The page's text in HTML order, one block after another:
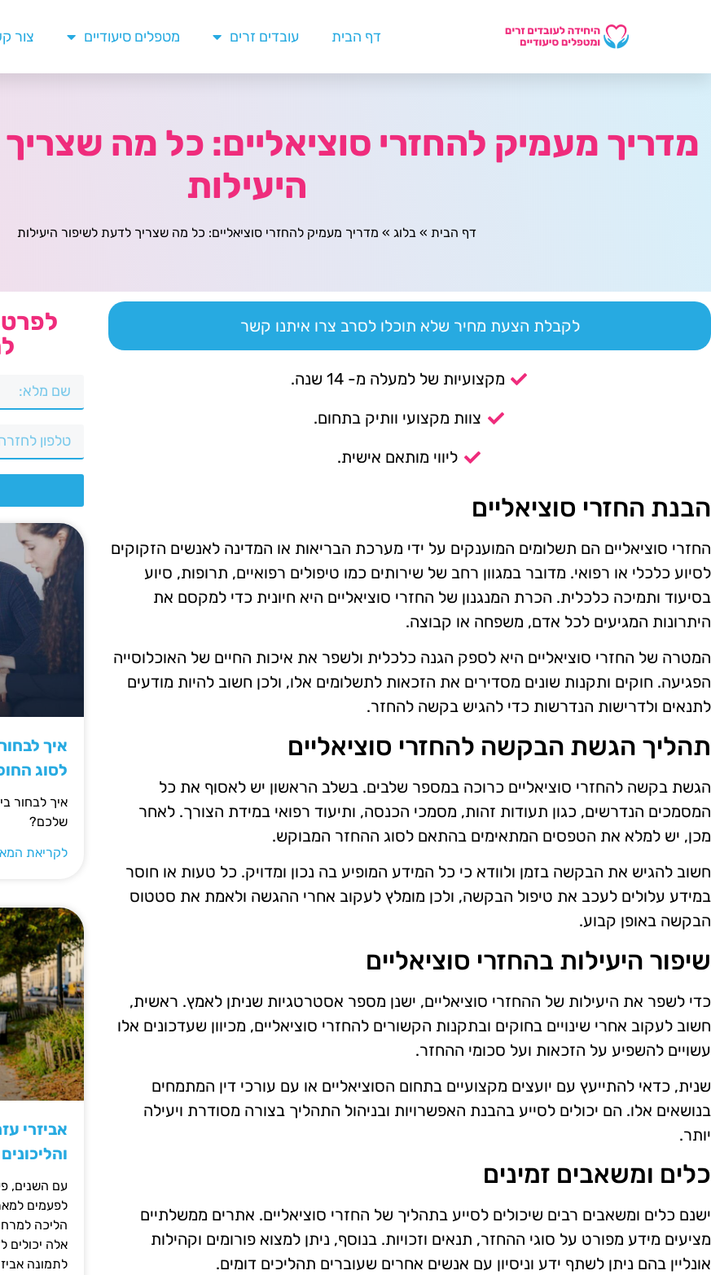
דף הבית עובדים זרים מטפלים סיעודיים צור
מדריך מעמיק להחזרי סוציאליים: כל מה
היעילות
דף הבית » בלוג » מדריך מעמיק להחזרי סוציאליים: כל מה שצריך לדעת לשיפור היעילות
לקבלת הצעת מחיר שלא תוכלו לסרב צרו איתנו קשר
מקצועיות של למעלה מ- 14 שנה.
צוות מקצועי וותיק בתחום.
ליווי מותאם אישית.
הבנת החזרי סוציאליים
החזרי סוציאליים הם תשלומים המוענקים על ידי מערכת הבריאות או המדינה לאנשים הזקוקים
לסיוע כלכלי או רפואי. מדובר במגוון רחב של שירותים כמו טיפולים רפואיים, תרופות, סיוע
בסיעוד ותמיכה כלכלית. הכרת המנגנון של החזרי סוציאליים היא חיונית כדי למקסם את
היתרונות המגיעים לכל אדם, משפחה או קבוצה.
המטרה של החזרי סוציאליים היא לספק הגנה כלכלית ולשפר את איכות החיים של האוכלוסייה
הפגיעה. חוקים ותקנות שונים מסדירים את הזכאות לתשלומים אלו, ולכן חשוב להיות מודעים
לתנאים ולדרישות הנדרשות כדי להגיש בקשה להחזר.
תהליך הגשת הבקשה להחזרי סוציאליים
הגשת בקשה להחזרי סוציאליים כרוכה במספר שלבים. בשלב הראשון יש לאסוף את כל
המסמכים הנדרשים, כגון תעודות זהות, מסמכי הכנסה, ותיעוד רפואי במידת הצורך. לאחר
מכן, יש למלא את הטפסים המתאימים בהתאם לסוג ההחזר המבוקש.
חשוב להגיש את הבקשה בזמן ולוודא כי כל המידע המופיע בה נכון ומדויק. כל טעות או חוסר
במידע עלולים לעכב את טיפול הבקשה, ולכן מומלץ לעקוב אחרי ההגשה ולאמת את סטטוס
הבקשה באופן קבוע.
שיפור היעילות בהחזרי סוציאליים
כדי לשפר את היעילות של ההחזרי סוציאליים, ישנן מספר אסטרטגיות שניתן לאמץ. ראשית,
חשוב לעקוב אחרי שינויים בחוקים ובתקנות הקשורים להחזרי סוציאליים, מכיוון שעדכונים אלו
עשויים להשפיע על הזכאות ועל סכומי ההחזר.
שנית, כדאי להתייעץ עם יועצים מקצועיים בתחום הסוציאליים או עם עורכי דין המתמחים
בנושאים אלו. הם יכולים לסייע בהבנת האפשרויות ובניהול התהליך בצורה מסודרת ויעילה
יותר.
כלים ומשאבים זמינים
ישנם כלים ומשאבים רבים שיכולים לסייע בתהליך של החזרי סוציאליים. אתרים ממשלתיים
מציעים מידע מפורט על סוגי ההחזר, תנאים וזכויות. בנוסף, ניתן למצוא פורומים וקהילות
אונליין בהם ניתן לשתף ידע וניסיון עם אנשים אחרים שעוברים תהליכים דומים.
איך
לסוג
איך לבחור
שלכם?
לקריאת
אביזרי
עם השנים,
לפעמים
הליכה
אלה יכולים
לתמונה